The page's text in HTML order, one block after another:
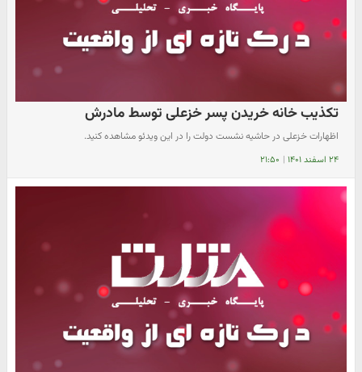
تکذیب خانه خریدن پسر خزعلی توسط مادرش
اظهارات خزعلی در حاشیه نشست دولت را در این ویدئو مشاهده کنید.
۲۴ اسفند ۱۴۰۱ | ۲۱:۵۰